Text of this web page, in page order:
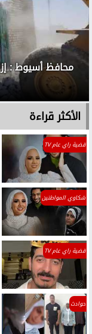
الأكثر قراءة
قضية راي عام TV
شكاوي المواطنين
قضية راي عام TV
حوادث